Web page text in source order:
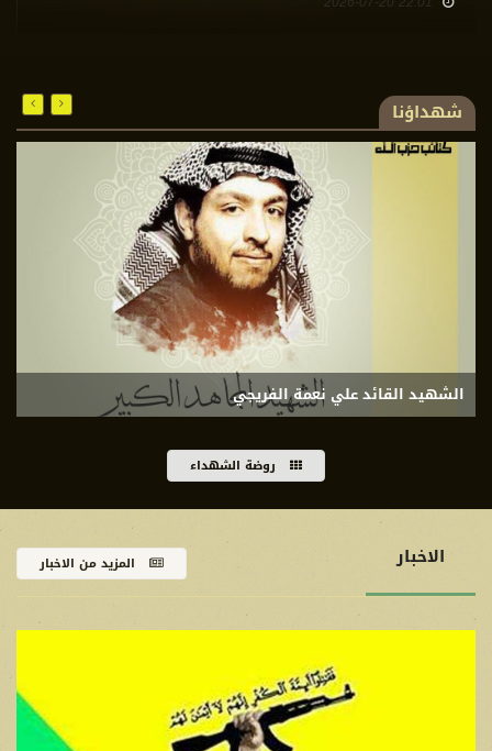
شهداؤنا
الشهيد القائد علي نعمة الفريجي
روضة الشهداء
الاخبار المزيد من الاخبار